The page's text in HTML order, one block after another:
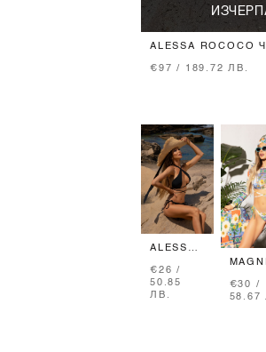
ALESSA ROCOCO
€97 / 189.72 ЛВ.
ALESSA
БАНСКИ
БИКИНИ
- ЧЕРЕН
€26 /
50.85
ЛВ.
€30 /
58.67